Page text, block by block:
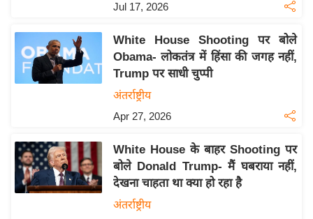
ग
त
वि
शे
रा
य
ब
Jul 17, 2026
White House Shooting पर बोले
Obama- लोकतंत्र में हिंसा की जगह नहीं,
Trump पर साधी चुप्पी
अंतर्राष्ट्रीय
Apr 27, 2026
White House के बाहर Shooting पर
बोले Donald Trump- मैं घबराया नहीं,
देखना चाहता था क्या हो रहा है
अंतर्राष्ट्रीय